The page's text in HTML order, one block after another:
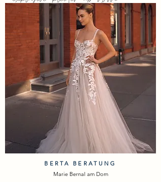
BERTA BERATUNG
Marie Bernal am Dom